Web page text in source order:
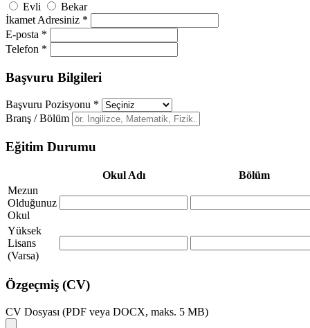
Evli
Bekar
İkamet Adresiniz *
E-posta *
Telefon *
Başvuru Bilgileri
Başvuru Pozisyonu *
Branş / Bölüm
Eğitim Durumu
Okul Adı
Bölüm
Mezun
Olduğunuz
Okul
Yüksek
Lisans
(Varsa)
Özgeçmiş (CV)
CV Dosyası (PDF veya DOCX, maks. 5 MB)